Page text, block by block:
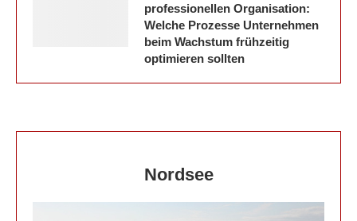
professionellen Organisation:
Welche Prozesse Unternehmen
beim Wachstum frühzeitig
optimieren sollten
Nordsee